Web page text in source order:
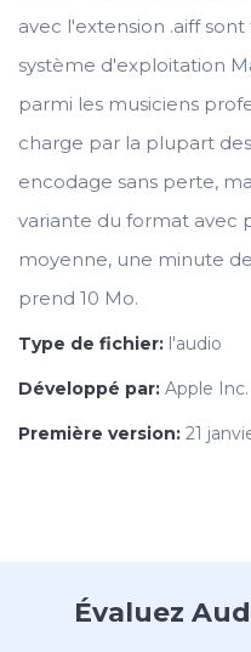
avec l'extension .aiff
système d'exploitation
parmi les musiciens
charge par la plupart
encodage sans perte,
variante du format avec
moyenne, une minute
prend 10 Mo.
Type de fichier: l'audio
Développé par: Apple Inc.
Première version: 21
Évaluez